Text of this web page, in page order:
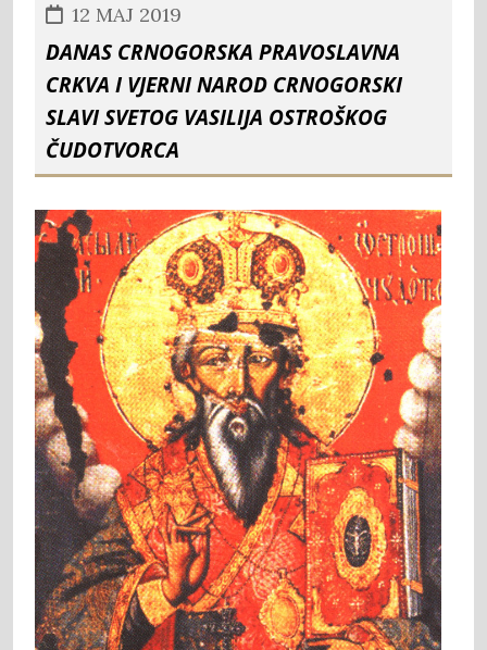
12 MAJ 2019
DANAS CRNOGORSKA PRAVOSLAVNA
CRKVA I VJERNI NAROD CRNOGORSKI
SLAVI SVETOG VASILIJA OSTROŠKOG
ČUDOTVORCA